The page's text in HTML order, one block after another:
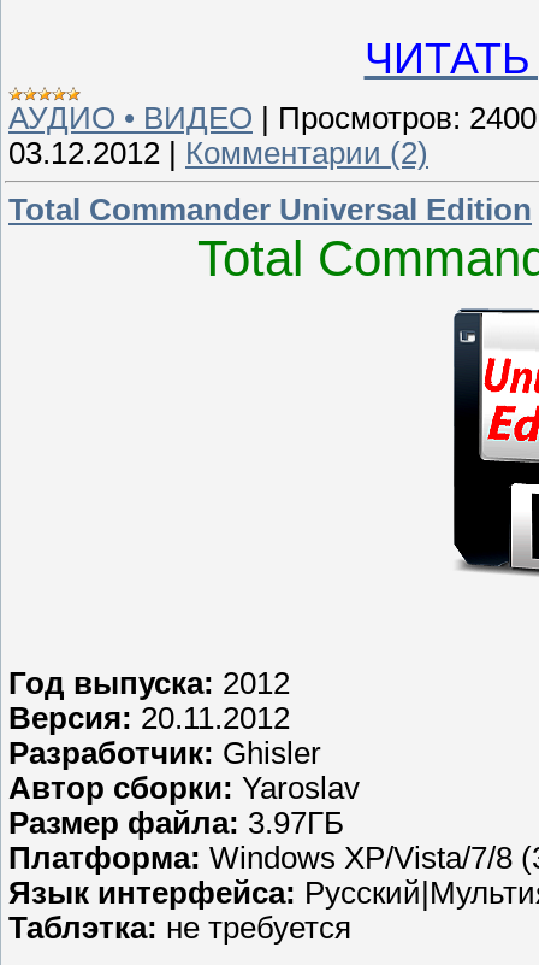
АУДИО • ВИДЕО | Просмотров: 2400
03.12.2012 | Комментарии (2)
Total Commander Universal Edition
Total
Год выпуска: 2012
Версия: 20.11.2012
Разработчик: Ghisler
Автор сборки: Yaroslav
Размер файла: 3.97ГБ
Платформа: Windows XP/Vista/7/8
Язык интерфейса:
Таблэтка: не требуется